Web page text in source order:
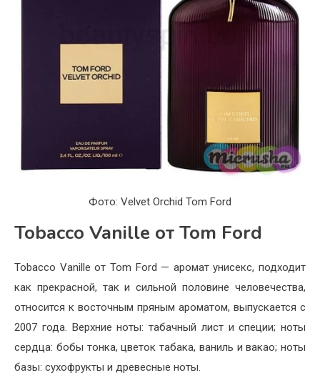
Фото: Velvet Orchid Tom Ford
Tobacco Vanille от Tom Ford
Tobacco Vanille от Tom Ford — аромат унисекс, подходит
как прекрасной, так и сильной половине человечества,
относится к восточным пряным ароматом, выпускается с
2007 года. Верхние ноты: табачный лист и специи; ноты
сердца: бобы тонка, цветок табака, ваниль и вакао; ноты
базы: сухофрукты и древесные ноты.